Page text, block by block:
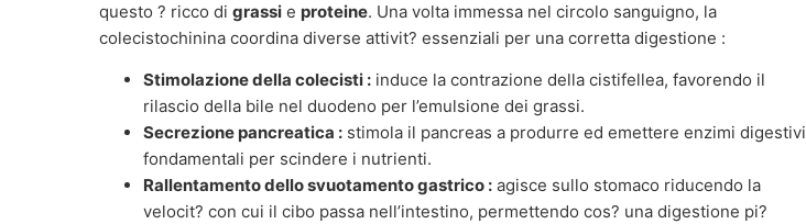
questo ? ricco di grassi e proteine. Una volta immessa nel circolo sanguigno, la
colecistochinina coordina diverse attivit? essenziali per una corretta digestione :
Stimolazione della colecisti : induce la contrazione della cistifellea, favorendo il
rilascio della bile nel duodeno per l’emulsione dei grassi.
Secrezione pancreatica : stimola il pancreas a produrre ed emettere enzimi digestivi
fondamentali per scindere i nutrienti.
Rallentamento dello svuotamento gastrico : agisce sullo stomaco riducendo la
velocit? con cui il cibo passa nell’intestino, permettendo cos? una digestione pi?